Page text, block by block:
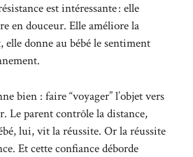
est intéressante : elle
en douceur. Elle améliore la
donne au bébé le sentiment
bien : faire “voyager” l’objet vers
Le parent contrôle la distance,
lui, vit la réussite. Or la réussite
Et cette confiance déborde